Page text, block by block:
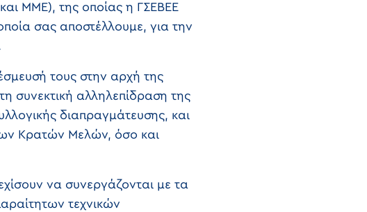
ΜΜΕ), της οποίας η ΓΣΕΒΕΕ
σας αποστέλλουμε, για την
τους στην αρχή της
συνεκτική αλληλεπίδραση της
διαπραγμάτευσης, και
Κρατών Μελών, όσο και
να συνεργάζονται με τα
τεχνικών